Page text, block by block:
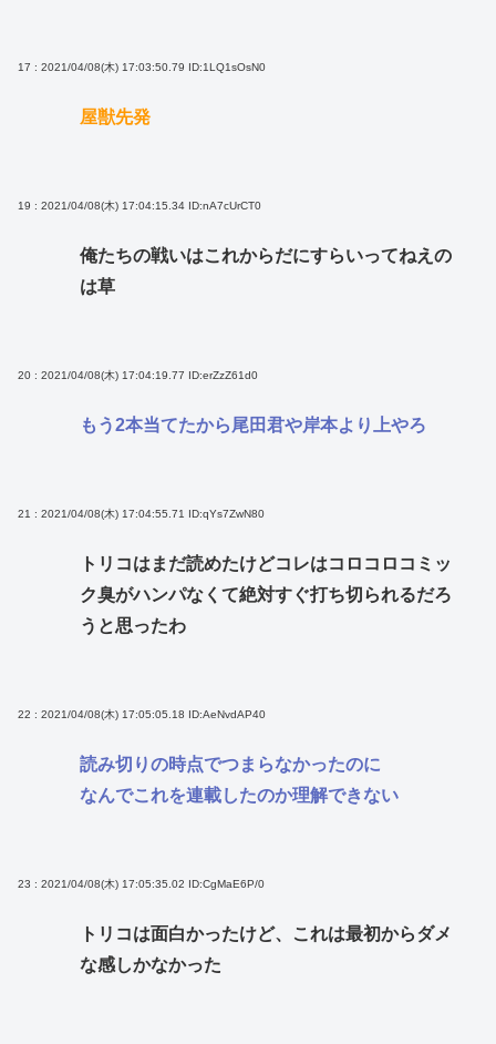
17 : 2021/04/08(木) 17:03:50.79 ID:1LQ1sOsN0
屋獣先発
19 : 2021/04/08(木) 17:04:15.34 ID:nA7cUrCT0
俺たちの戦いはこれからだにすらいってねえの
は草
20 : 2021/04/08(木) 17:04:19.77 ID:erZzZ61d0
もう2本当てたから尾田君や岸本より上やろ
21 : 2021/04/08(木) 17:04:55.71 ID:qYs7ZwN80
トリコはまだ読めたけどコレはコロコロコミッ
ク臭がハンパなくて絶対すぐ打ち切られるだろ
うと思ったわ
22 : 2021/04/08(木) 17:05:05.18 ID:AeNvdAP40
読み切りの時点でつまらなかったのに
なんでこれを連載したのか理解できない
23 : 2021/04/08(木) 17:05:35.02 ID:CgMaE6P/0
トリコは面白かったけど、これは最初からダメ
な感しかなかった